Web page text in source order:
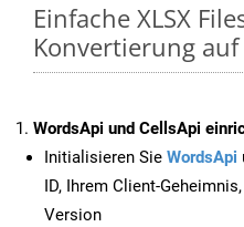
Einfache XLSX
Konvertierung auf
WordsApi und CellsApi
Initialisieren Sie WordsApi
ID, Ihrem Client-
Version